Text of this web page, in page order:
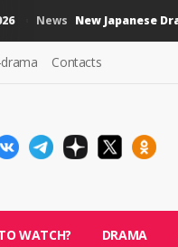
News New Japanese
Contacts
WATCH? DRAMA